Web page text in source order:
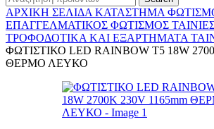
ΑΡΧΙΚΉ ΣΕΛΊΔΑ ΚΑΤΆΣΤΗΜΑ
ΕΠΑΓΓΕΛΜΑΤΙΚΟΣ ΦΩΤΙΣΜΌΣ
ΤΡΟΦΟΔΟΤΙΚΆ ΚΑΙ ΕΞΑΡΤΉΜΑΤΑ
ΦΩΤΙΣΤΙΚΟ LED RAINBOW T5 18W
ΘΕΡΜΟ ΛΕΥΚΟ